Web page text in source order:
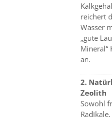
reichert
Wasser
„gute
Mineral“
an.
2.
Zeolith
Sowohl